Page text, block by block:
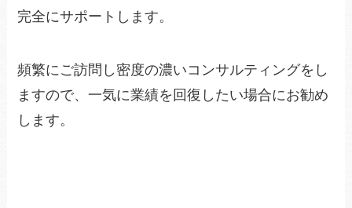
完全にサポートします。
頻繁にご訪問し密度の濃いコンサルティングをし
ますので、一気に業績を回復したい場合にお勧め
します。